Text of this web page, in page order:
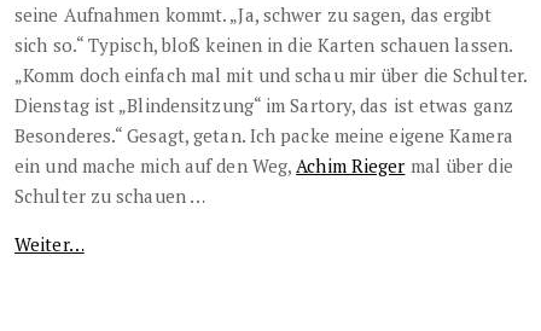
seine Aufnahmen kommt. „Ja, schwer zu sagen, das ergibt
sich so.“ Typisch, bloß keinen in die Karten schauen lassen.
„Komm doch einfach mal mit und schau mir über die Schulter.
Dienstag ist „Blindensitzung“ im Sartory, das ist etwas ganz
Besonderes.“ Gesagt, getan. Ich packe meine eigene Kamera
ein und mache mich auf den Weg, Achim Rieger mal über die
Schulter zu schauen …
Weiter…